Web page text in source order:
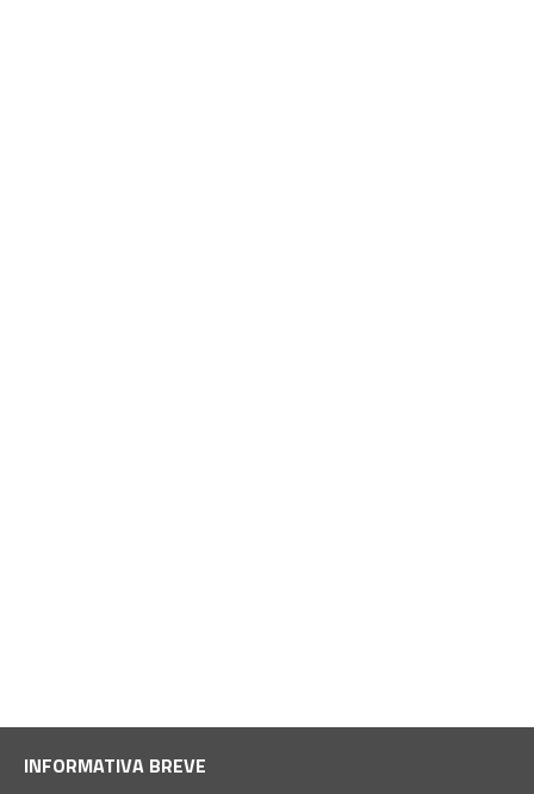
INFORMATIVA BREVE